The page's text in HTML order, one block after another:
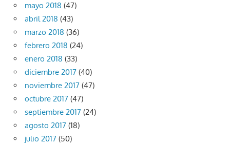
mayo 2018 (47)
abril 2018 (43)
marzo 2018 (36)
febrero 2018 (24)
enero 2018 (33)
diciembre 2017 (40)
noviembre 2017 (47)
octubre 2017 (47)
septiembre 2017 (24)
agosto 2017 (18)
julio 2017 (50)